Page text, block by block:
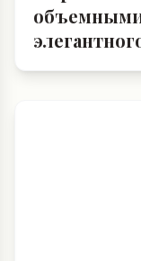
объемными